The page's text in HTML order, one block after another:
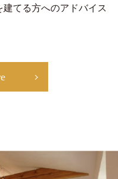
てる方へのアドバイス